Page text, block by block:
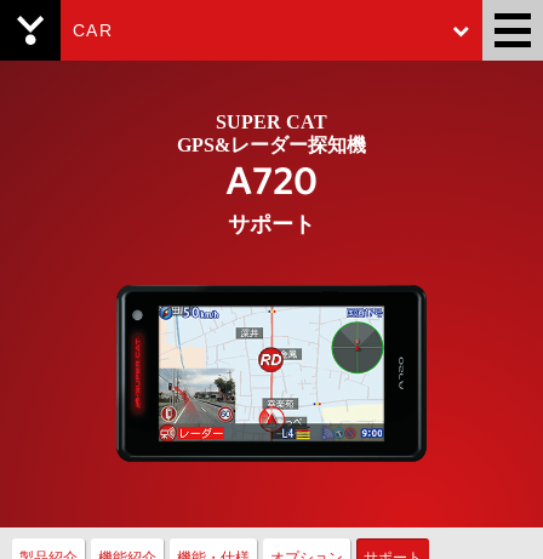
CAR
SUPER CAT
GPS&レーダー探知機
A720
サポート